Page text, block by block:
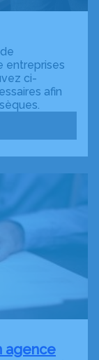
entreprises
ci-
afin
agence